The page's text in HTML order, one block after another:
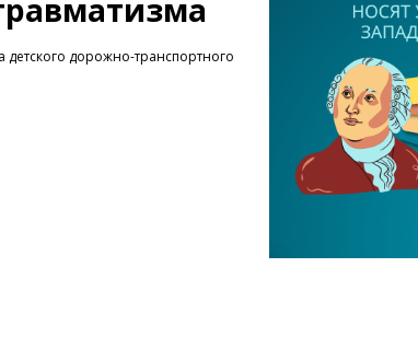
детского дорожно-транспортного